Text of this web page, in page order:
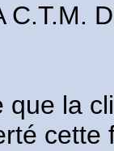
C.T.M.
que la
cette